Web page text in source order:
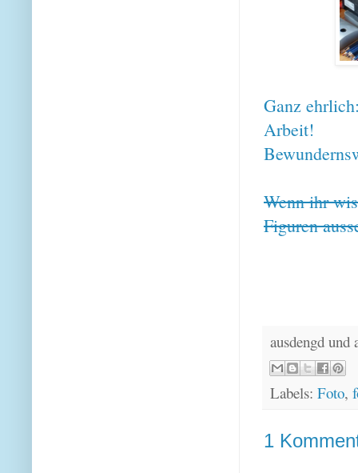
Ganz
Arbeit!
Wenn ihr
Figuren
ausdengd
Labels: Foto,
1